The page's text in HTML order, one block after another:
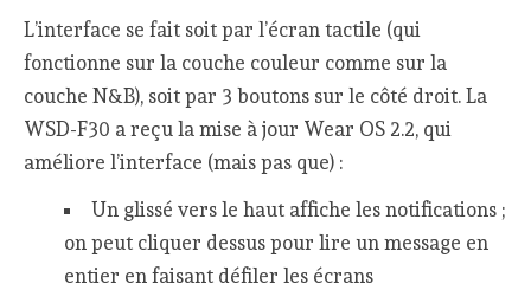
L’interface se fait soit par l’écran tactile (qui
fonctionne sur la couche couleur comme sur la
couche N&B), soit par 3 boutons sur le côté droit. La
WSD-F30 a reçu la mise à jour Wear OS 2.2, qui
améliore l’interface (mais pas que) :
Un glissé vers le haut affiche les notifications ;
on peut cliquer dessus pour lire un message en
entier en faisant défiler les écrans